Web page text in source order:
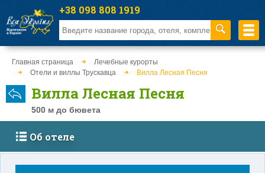
Главная страница
Лечебные курорты
Отели и виллы Трускавца
Вилла Лесная Песня
Вилла Лесная Песня
500 м до бювета
Об отеле
+38 098 808 1919